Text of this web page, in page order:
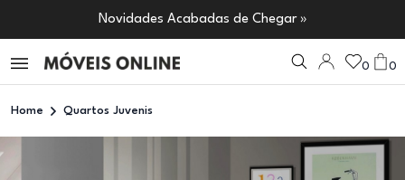
Novidades Acabadas de Chegar »
0 0
Home Quartos Juvenis